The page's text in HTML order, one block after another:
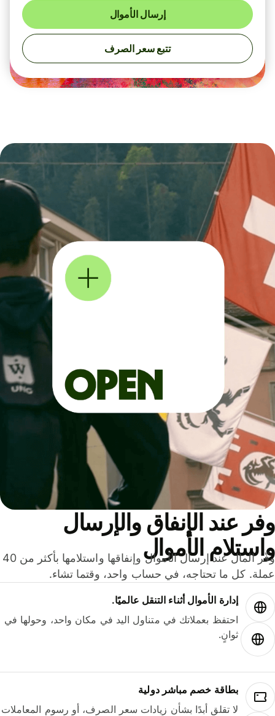
إرسال الأموال
تتبع سعر الصرف
عند الإنفاق والإرسال
الأموال
وفّر المال عند إرسال الأموال وإنفاقها واستلامها بأكثر من 40
كل ما تحتاجه، في حساب واحد، وقتما تشاء.
إدارة الأموال أثناء التنقل عالميًا.
احتفظ بعملاتك في متناول اليد في مكان واحد، وحولها في
ثوانٍ.
بطاقة خصم مباشر دولية
لا تقلق أبدًا بشأن زيادات سعر الصرف، أو رسوم المعاملات